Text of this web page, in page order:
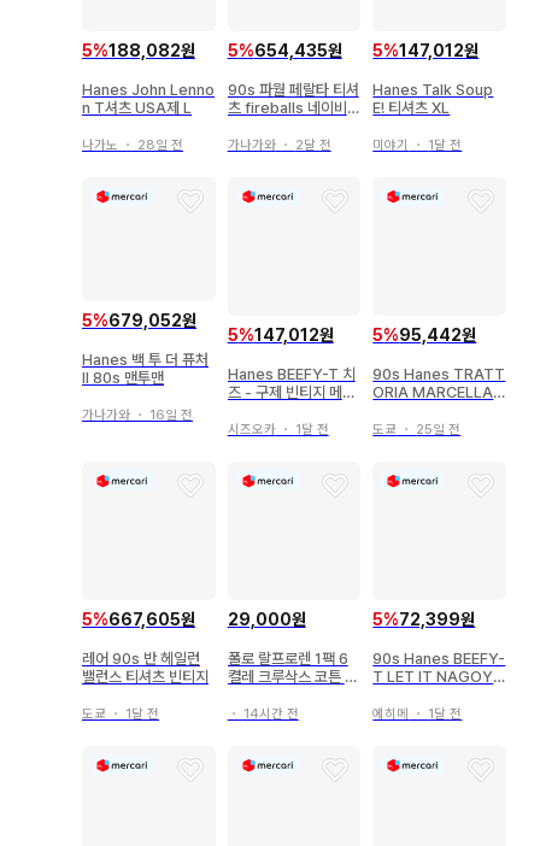
5%188,082원
Hanes John Lenno
n T셔츠 USA제 L
나가노 ・ 28일 전
5%654,435원
90s 파월 페랄타 티셔
츠 fireballs 네이비
가나가와・ 2달 전
5%147,012원
Hanes Talk Soup
E! 티셔츠 XL
미야기 ・ 1달 전
5%679,052원
Hanes 백 투 더 퓨처
II 80s 맨투맨
가나가와 ・ 16일 전
5%147,012원
Hanes BEEFY-T 치
즈 - 구제 빈티지 메시
시즈오카・ 1달 전
5%95,442원
90s Hanes TRATT
ORIA MARCELLA
도쿄 ・ 25일 전
5%667,605원
레어 90s 반 헤일런
밸런스 티셔츠 빈티지
도쿄 ・ 1달 전
29,000원
폴로 랄프로렌 1팩 6
켤레 크루삭스 코튼 혼
・ 14시간 전
5%72,399원
90s Hanes BEEFY-
T LET IT NAGOYA
에히메 ・ 1달 전